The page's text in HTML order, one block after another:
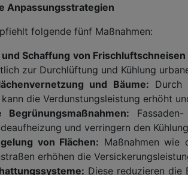
Anpassungsstrategien
folgende fünf Maßnahmen:
und Schaffung von
zur Durchlüftung und Kühlung
und Bäume: Durch
kann die Verdunstungsleistung erhöht
Begrünungsmaßnahmen:
und verringern den
von Flächen: Maßnahmen wie
erhöhen die
Diese reduzieren die